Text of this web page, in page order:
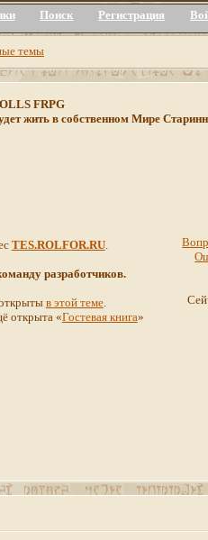
Поиск Регистрация
темы
FRPG
жить в собственном Мире
TES.ROLFOR.RU.
разработчиков.
в этой теме.
открыта «Гостевая книга»